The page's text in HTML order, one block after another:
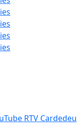
RTV Cardedeu